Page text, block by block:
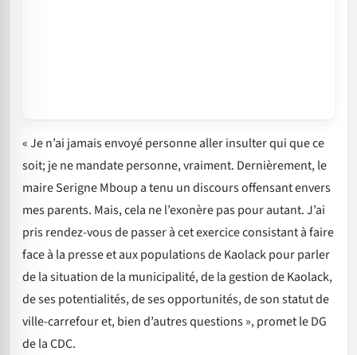
« Je n’ai jamais envoyé personne aller insulter qui que ce
soit; je ne mandate personne, vraiment. Dernièrement, le
maire Serigne Mboup a tenu un discours offensant envers
mes parents. Mais, cela ne l’exonère pas pour autant. J’ai
pris rendez-vous de passer à cet exercice consistant à faire
face à la presse et aux populations de Kaolack pour parler
de la situation de la municipalité, de la gestion de Kaolack,
de ses potentialités, de ses opportunités, de son statut de
ville-carrefour et, bien d’autres questions », promet le DG
de la CDC.